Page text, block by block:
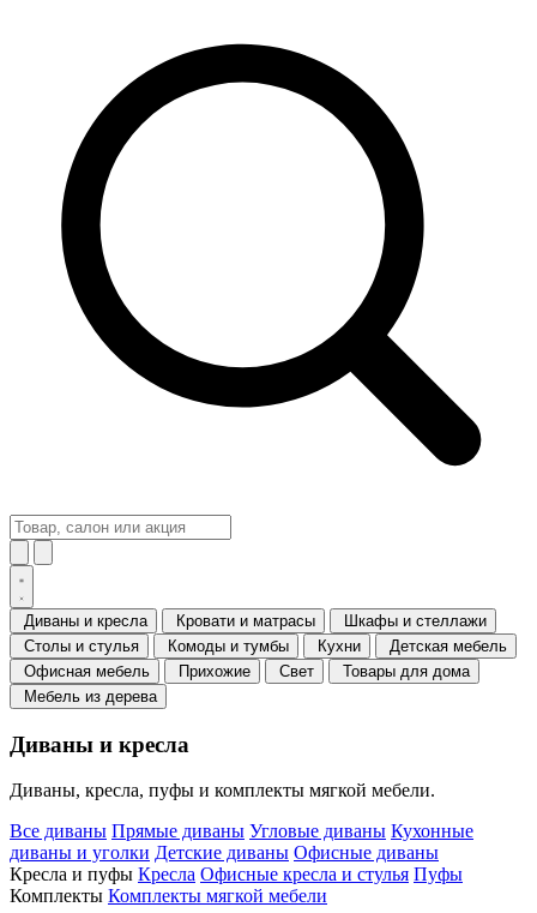
Диваны и кресла Кровати и матрасы
Шкафы и стеллажи
Столы и стулья
Комоды и тумбы Кухни
Детская мебель
Офисная мебель
Прихожие Свет
Товары для дома
Мебель из дерева
Диваны и кресла
Диваны, кресла, пуфы и комплекты мягкой мебели.
Все диваны Прямые диваны Угловые диваны Кухонные
диваны и уголки Детские диваны Офисные диваны
Кресла и пуфы Кресла Офисные кресла и стулья Пуфы
Комплекты Комплекты мягкой мебели